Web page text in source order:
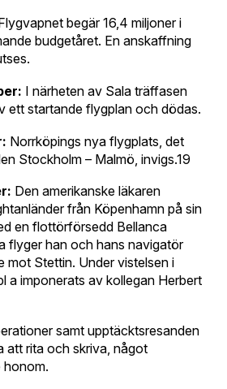
begär 16,4 miljoner i
budgetåret. En anskaffning
I närheten av Sala träffasen
ett startande flygplan och dödas.
Norrköpings nya flygplats, det
Stockholm – Malmö, invigs.19
Den amerikanske läkaren
från Köpenhamn på sin
en flottörförsedd Bellanca
flyger han och hans navigatör
mot Stettin. Under vistelsen i
a imponerats av kollegan Herbert
samt upptäcktsresanden
att rita och skriva, något
honom.